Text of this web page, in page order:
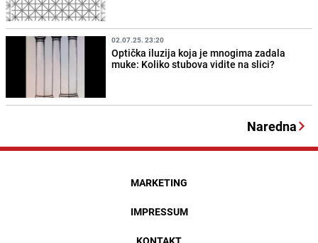
02.07.25. 23:20
Optička iluzija koja je mnogima zadala
muke: Koliko stubova vidite na slici?
Naredna
MARKETING
IMPRESSUM